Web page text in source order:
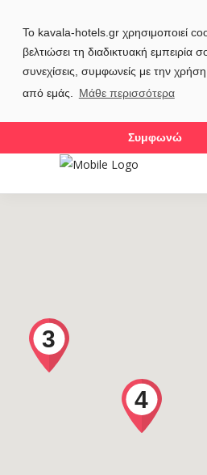
Το kavala-hotels.gr χρησιμοποιεί
βελτιώσει τη διαδικτυακή εμπειρία
συνεχίσεις, συμφωνείς με την
από εμάς.
Μάθε περισσότερα
Συμφωνώ
4
3